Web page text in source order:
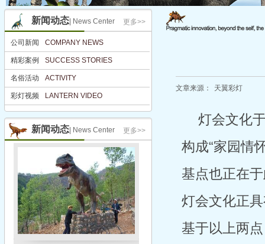
更多>>
新闻动态 | News Center
公司新闻 COMPANY NEWS
精彩案例 SUCCESS STORIES
名俗活动 ACTIVITY
名俗活动 ACTIVITY
彩灯视频 LANTERN VIDEO
更多>>
新闻动态 | News Center
文章来源： 天翼彩灯
灯会文化
构成“家园情
基点也正在
灯会文化正
基于以上两